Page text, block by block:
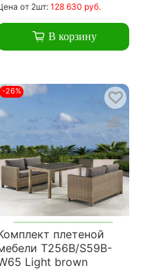
от 2шт: 128 630 руб.
В корзину
-26%
плетеной
T256B/S59B-
Light brown